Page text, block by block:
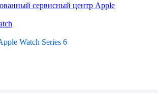
сервисный центр Apple
Watch Series 6